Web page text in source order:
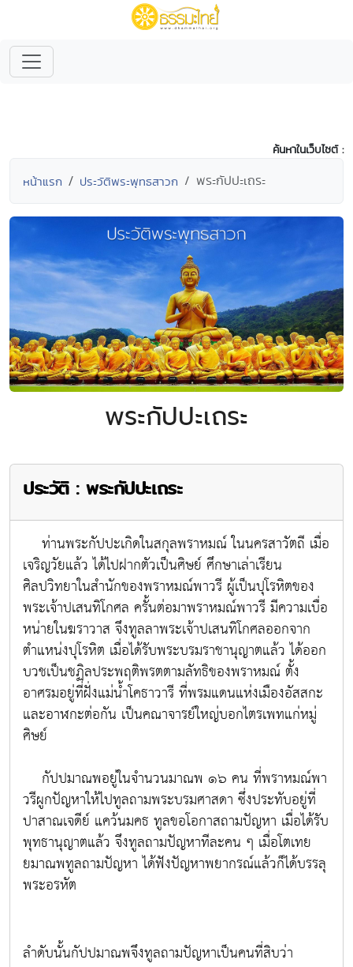
ค้นหาในเว็บไซต์ :
หน้าแรก ประวัติพระพุทธสาวก พระกัปปะเถระ
พระกัปปะเถระ
ประวัติ : พระกัปปะเถระ
ท่านพระกัปปะเกิดในสกุลพราหมณ์ ในนครสาวัตถี เมื่อ
เจริญวัยแล้ว ได้ไปฝากตัวเป็นศิษย์ ศึกษาเล่าเรียน
ศิลปวิทยาในสำนักของพราหมณ์พาวรี ผู้เป็นปุโรหิตของ
พระเจ้าปเสนทิโกศล ครั้นต่อมาพราหมณ์พาวรี มีความเบื่อ
หน่ายในฆราวาส จึงทูลลาพระเจ้าปเสนทิโกศลออกจาก
ตำแหน่งปุโรหิต เมื่อได้รับพระบรมราชานุญาตแล้ว ได้ออก
บวชเป็นชฏิลประพฤติพรตตามลัทธิของพราหมณ์ ตั้ง
อาศรมอยู่ที่ฝั่งแม่น้ำโคธาวารี ที่พรมแดนแห่งเมืองอัสสกะ
และอาฬกะต่อกัน เป็นคณาจารย์ใหญ่บอกไตรเพทแก่หมู่
ศิษย์
กัปปมาณพอยู่ในจำนวนมาณพ ๑๖ คน ที่พราหมณ์พา
วรีผูกปัญหาให้ไปทูลถามพระบรมศาสดา ซึ่งประทับอยู่ที่
ปาสาณเจดีย์ แคว้นมคธ ทูลขอโอกาสถามปัญหา เมื่อได้รับ
พุทธานุญาตแล้ว จึงทูลถามปัญหาทีละคน ๆ เมื่อโตเทย
ยมาณพทูลถามปัญหา ได้ฟังปัญหาพยากรณ์แล้วก็ได้บรรลุ
พระอรหัต
ลำดับนั้นกัปปมาณพจึงทูลถามปัญหาเป็นคนที่สิบว่า